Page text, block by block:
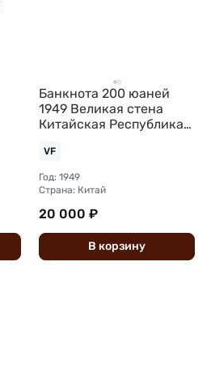
Банкнота 200 юаней
1949 Великая стена
Китайская Республика
VF
Год: 1949
Страна: Китай
20 000 ₽
В корзину